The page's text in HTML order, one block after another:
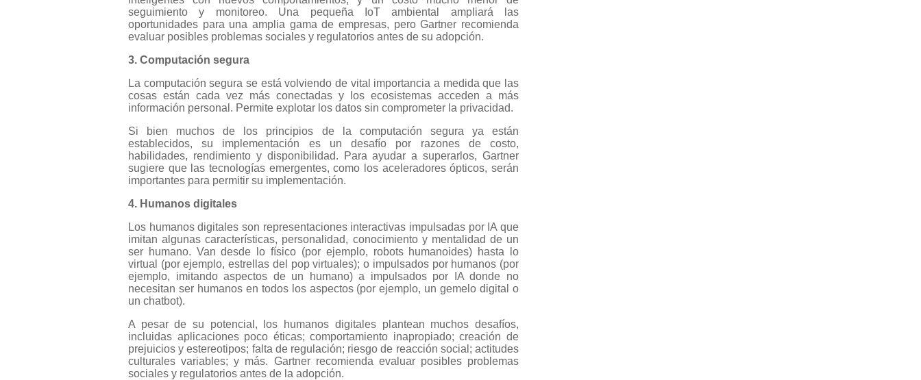
seguimiento y monitoreo. Una pequeña IoT ambiental ampliará las
oportunidades para una amplia gama de empresas, pero Gartner recomienda
evaluar posibles problemas sociales y regulatorios antes de su adopción.
3. Computación segura
La computación segura se está volviendo de vital importancia a medida que las
cosas están cada vez más conectadas y los ecosistemas acceden a más
información personal. Permite explotar los datos sin comprometer la privacidad.
Si bien muchos de los principios de la computación segura ya están
establecidos, su implementación es un desafío por razones de costo,
habilidades, rendimiento y disponibilidad. Para ayudar a superarlos, Gartner
sugiere que las tecnologías emergentes, como los aceleradores ópticos, serán
importantes para permitir su implementación.
4. Humanos digitales
Los humanos digitales son representaciones interactivas impulsadas por IA que
imitan algunas características, personalidad, conocimiento y mentalidad de un
ser humano. Van desde lo físico (por ejemplo, robots humanoides) hasta lo
virtual (por ejemplo, estrellas del pop virtuales); o impulsados por humanos (por
ejemplo, imitando aspectos de un humano) a impulsados por IA donde no
necesitan ser humanos en todos los aspectos (por ejemplo, un gemelo digital o
un chatbot).
A pesar de su potencial, los humanos digitales plantean muchos desafíos,
incluidas aplicaciones poco éticas; comportamiento inapropiado; creación de
prejuicios y estereotipos; falta de regulación; riesgo de reacción social; actitudes
culturales variables; y más. Gartner recomienda evaluar posibles problemas
sociales y regulatorios antes de la adopción.